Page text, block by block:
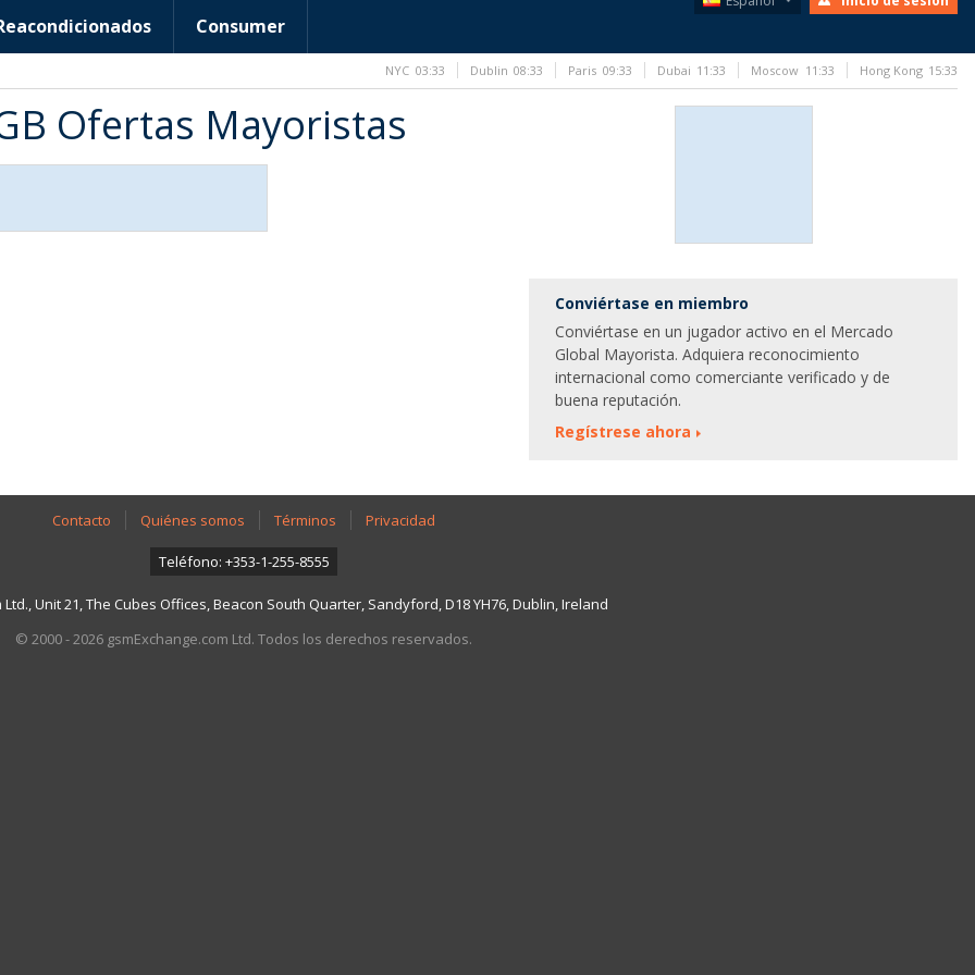
Consumer
Ofertas Mayoristas
Conviértase en miembro
Conviértase en un jugador activo en el Mercado
Global Mayorista. Adquiera reconocimiento
internacional como comerciante verificado y de
buena reputación.
Regístrese ahora
Contacto Quiénes somos Términos Privacidad
Teléfono: +353-1-255-8555
Ltd., Unit 21, The Cubes Offices, Beacon South Quarter, Sandyford, D18 YH76, Dublin, Ireland
© 2000 - 2026 gsmExchange.com Ltd. Todos los derechos reservados.
NYC 03:33 Dublin 08:33 Paris 09:33 Dubai 11:33 Moscow 11:33 Hong Kong 15:33